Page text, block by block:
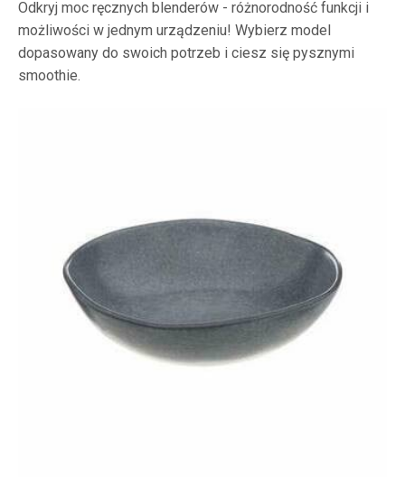
Odkryj moc ręcznych blenderów - różnorodność funkcji i
możliwości w jednym urządzeniu! Wybierz model
dopasowany do swoich potrzeb i ciesz się pysznymi
smoothie.